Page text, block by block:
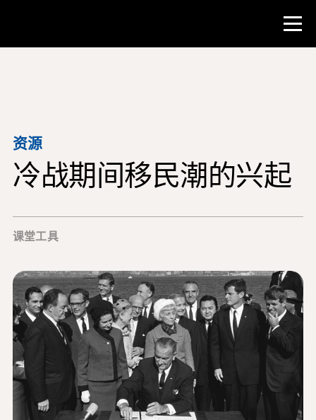
教师资源
课堂工具
研究所
为 NHD 学生提供建议
新闻与事件
关于 NHD
参与其中
资源
冷战期间移民潮的兴起
课堂工具